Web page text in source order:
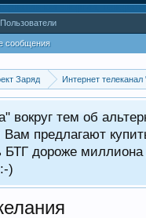
Заряд Интернет
вокруг тем об
предлагают
БТГ дороже
)
сообщения
Пользователи